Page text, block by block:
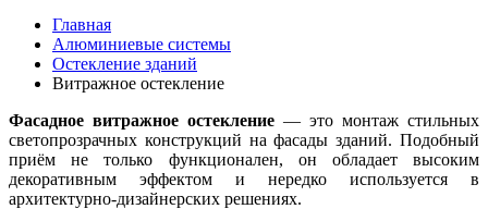
Главная
Алюминиевые системы
Остекление зданий
Витражное остекление
Фасадное витражное остекление — это монтаж стильных
светопрозрачных конструкций на фасады зданий. Подобный
приём не только функционален, он обладает высоким
декоративным эффектом и нередко используется в
архитектурно-дизайнерских решениях.